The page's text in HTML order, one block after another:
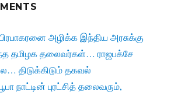
பிரபாகரனை அழிக்க இந்திய அரசுக்கு
தமிழக தலைவர்கள்… ராஜபக்சே
திடுக்கிடும் தகவல்
நாட்டின் புரட்சித் தலைவரும்,